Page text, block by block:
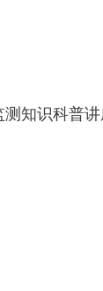
识科普讲